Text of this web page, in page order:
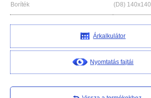
Boríték (D8) 140x140
Árkalkulátor
Nyomtatás fajtái